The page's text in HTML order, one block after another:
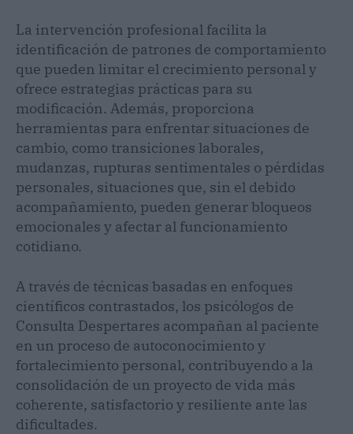
La intervención profesional facilita la
identificación de patrones de comportamiento
que pueden limitar el crecimiento personal y
ofrece estrategias prácticas para su
modificación. Además, proporciona
herramientas para enfrentar situaciones de
cambio, como transiciones laborales,
mudanzas, rupturas sentimentales o pérdidas
personales, situaciones que, sin el debido
acompañamiento, pueden generar bloqueos
emocionales y afectar al funcionamiento
cotidiano.
A través de técnicas basadas en enfoques
científicos contrastados, los psicólogos de
Consulta Despertares acompañan al paciente
en un proceso de autoconocimiento y
fortalecimiento personal, contribuyendo a la
consolidación de un proyecto de vida más
coherente, satisfactorio y resiliente ante las
dificultades.